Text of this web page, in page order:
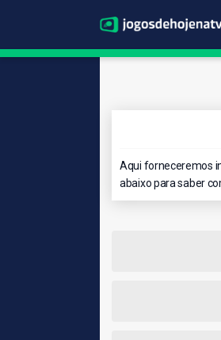
Aqui forneceremos
abaixo para saber